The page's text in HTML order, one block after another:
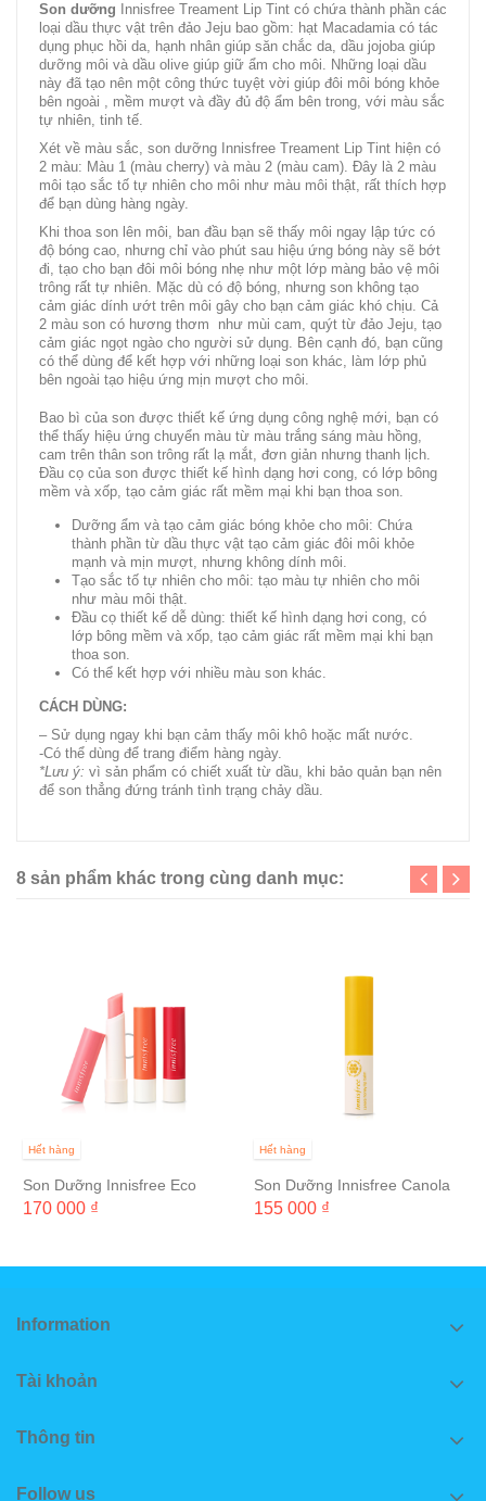
Son dưỡng Innisfree Treament Lip Tint có chứa thành phần các
loại dầu thực vật trên đảo Jeju bao gồm: hạt Macadamia có tác
dụng phục hồi da, hạnh nhân giúp săn chắc da, dầu jojoba giúp
dưỡng môi và dầu olive giúp giữ ẩm cho môi. Những loại dầu
này đã tạo nên một công thức tuyệt vời giúp đôi môi bóng khỏe
bên ngoài , mềm mượt và đầy đủ độ ẩm bên trong, với màu sắc
tự nhiên, tinh tế.
Xét về màu sắc, son dưỡng Innisfree Treament Lip Tint hiện có
2 màu: Màu 1 (màu cherry) và màu 2 (màu cam). Đây là 2 màu
môi tạo sắc tố tự nhiên cho môi như màu môi thật, rất thích hợp
để bạn dùng hàng ngày.
Khi thoa son lên môi, ban đầu bạn sẽ thấy môi ngay lập tức có
độ bóng cao, nhưng chỉ vào phút sau hiệu ứng bóng này sẽ bớt
đi, tạo cho bạn đôi môi bóng nhẹ như một lớp màng bảo vệ môi
trông rất tự nhiên. Mặc dù có độ bóng, nhưng son không tạo
cảm giác dính ướt trên môi gây cho bạn cảm giác khó chịu. Cả
2 màu son có hương thơm như mùi cam, quýt từ đảo Jeju, tạo
cảm giác ngọt ngào cho người sử dụng. Bên cạnh đó, bạn cũng
có thể dùng để kết hợp với những loại son khác, làm lớp phủ
bên ngoài tạo hiệu ứng mịn mượt cho môi.
Bao bì của son được thiết kế ứng dụng công nghệ mới, bạn có
thể thấy hiệu ứng chuyển màu từ màu trắng sáng màu hồng,
cam trên thân son trông rất lạ mắt, đơn giản nhưng thanh lịch.
Đầu cọ của son được thiết kế hình dạng hơi cong, có lớp bông
mềm và xốp, tạo cảm giác rất mềm mại khi bạn thoa son.
Dưỡng ẩm và tạo cảm giác bóng khỏe cho môi: Chứa
thành phần từ dầu thực vật tạo cảm giác đôi môi khỏe
mạnh và mịn mượt, nhưng không dính môi.
Tạo sắc tố tự nhiên cho môi: tạo màu tự nhiên cho môi
như màu môi thật.
Đầu cọ thiết kế dễ dùng: thiết kế hình dạng hơi cong, có
lớp bông mềm và xốp, tạo cảm giác rất mềm mại khi bạn
thoa son.
Có thể kết hợp với nhiều màu son khác.
CÁCH DÙNG:
– Sử dụng ngay khi bạn cảm thấy môi khô hoặc mất nước.
-Có thể dùng để trang điểm hàng ngày.
*Lưu ý: vì sản phẩm có chiết xuất từ dầu, khi bảo quản bạn nên
để son thẳng đứng tránh tình trạng chảy dầu.
8 sản phẩm khác trong cùng danh mục:
Hết hàng
Son Dưỡng Innisfree Eco
Flower Tint Balm
170 000 ₫
Hết hàng
Son Dưỡng Innisfree Canola
Honey Lip Balm
155 000 ₫
Information
Tài khoản
Thông tin
Follow us